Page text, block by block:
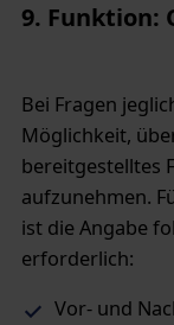
9. Funktion:
Bei Fragen
Möglichkeit,
bereitgestelltes
aufzunehmen.
ist die Angabe
erforderlich:
Vor- und